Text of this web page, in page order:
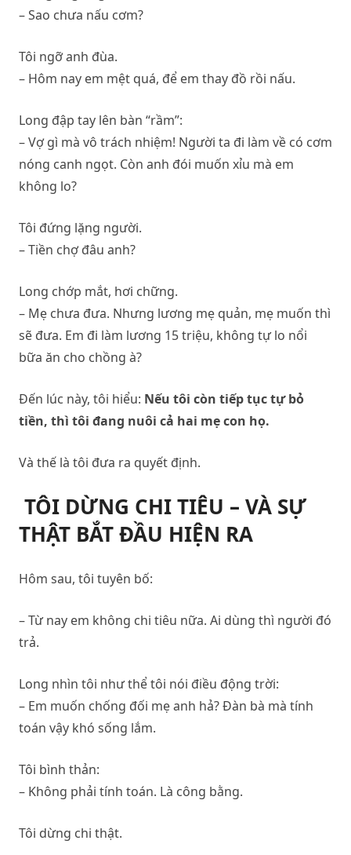
– Sao chưa nấu cơm?
Tôi ngỡ anh đùa.
– Hôm nay em mệt quá, để em thay đồ rồi nấu.
Long đập tay lên bàn “rầm”:
– Vợ gì mà vô trách nhiệm! Người ta đi làm về có cơm
nóng canh ngọt. Còn anh đói muốn xỉu mà em
không lo?
Tôi đứng lặng người.
– Tiền chợ đâu anh?
Long chớp mắt, hơi chững.
– Mẹ chưa đưa. Nhưng lương mẹ quản, mẹ muốn thì
sẽ đưa. Em đi làm lương 15 triệu, không tự lo nổi
bữa ăn cho chồng à?
Đến lúc này, tôi hiểu: Nếu tôi còn tiếp tục tự bỏ
tiền, thì tôi đang nuôi cả hai mẹ con họ.
Và thế là tôi đưa ra quyết định.
TÔI DỪNG CHI TIÊU – VÀ SỰ
THẬT BẮT ĐẦU HIỆN RA
Hôm sau, tôi tuyên bố:
– Từ nay em không chi tiêu nữa. Ai dùng thì người đó
trả.
Long nhìn tôi như thể tôi nói điều động trời:
– Em muốn chống đối mẹ anh hả? Đàn bà mà tính
toán vậy khó sống lắm.
Tôi bình thản:
– Không phải tính toán. Là công bằng.
Tôi dừng chi thật.